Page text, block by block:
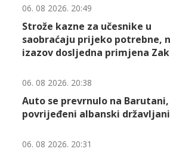
06. 08 2026. 20:49
Strože kazne za učesnike u
saobraćaju prijeko potrebne,
izazov dosljedna primjena
06. 08 2026. 20:38
Auto se prevrnulo na Barutani,
povrijeđeni albanski državljani
06. 08 2026. 20:31